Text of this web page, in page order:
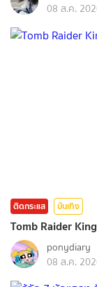
08 ส.ค.
ติดกระแส บันเทิง
Tomb Raider
ponydiary
08 ส.ค.